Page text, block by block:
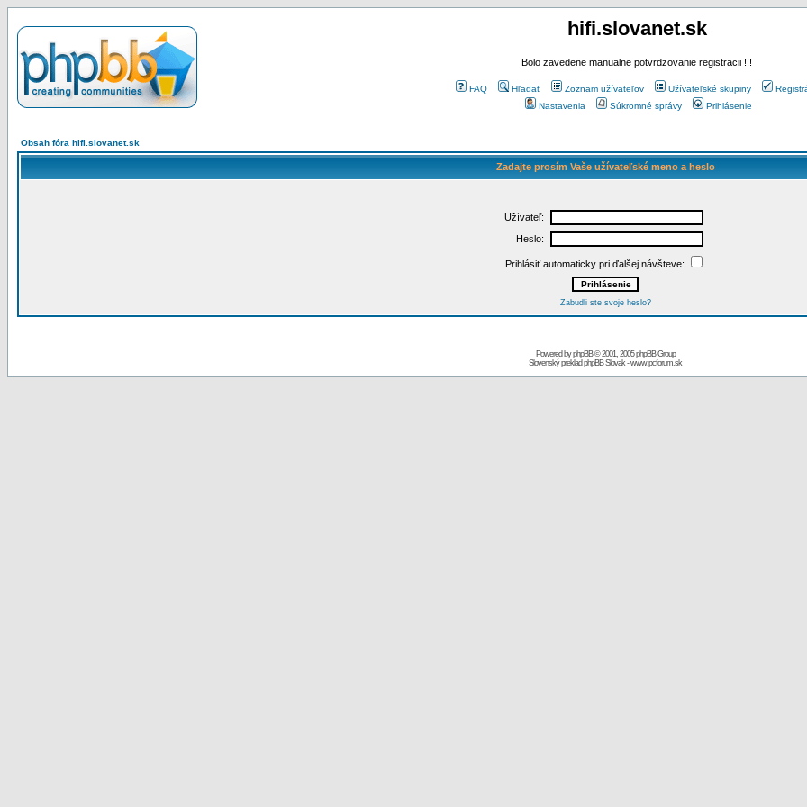
hifi.slovanet.sk
Bolo zavedene manualne potvrdzovanie registracii !!!
FAQ Hľadať Zoznam užívateľov Užívateľské skupiny
Nastavenia
Súkromné správy Prihlásenie
Obsah fóra hifi.slovanet.sk
Zadajte prosím Vaše užívateľské meno a heslo
Užívateľ:
Heslo:
Prihlásiť automaticky pri ďalšej návšteve:
Zabudli ste svoje heslo?
Powered byphpBB© 2001, 2005 phpBB Group
Slovenský preklad phpBB Slovak-www.pcforum.sk